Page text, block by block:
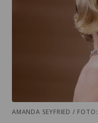
AMANDA SEYFRIED /